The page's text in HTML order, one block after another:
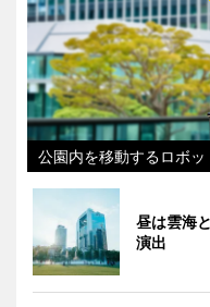
公園内を移動するロボ
昼は雲海
演出